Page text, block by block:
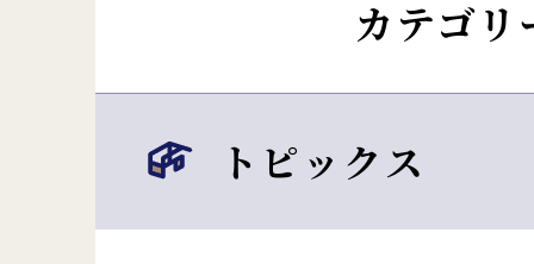
カテゴリ
トピックス